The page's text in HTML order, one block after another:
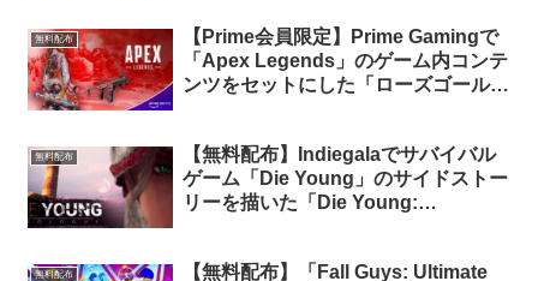
無料配布
【Prime会員限定】Prime Gamingで
「Apex Legends」のゲーム内コンテ
ンツをセットにした「ローズゴールド
無料配布
【無料配布】Indiegalaでサバイバル
ゲーム「Die Young」のサイドストー
リーを描いた「Die Young:
無料配布
【無料配布】「Fall Guys: Ultimate